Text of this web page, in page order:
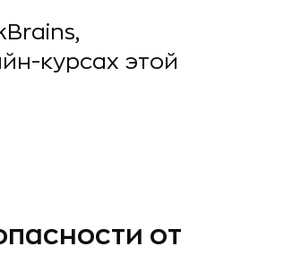
курсах этой
от